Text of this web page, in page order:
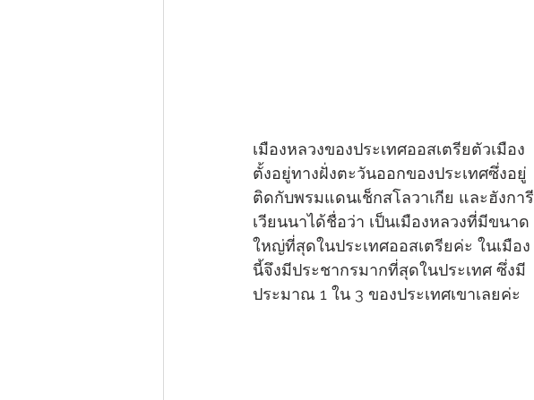
เมืองหลวงของประเทศออสเตรียตัวเมือง
ตั้งอยู่ทางฝั่งตะวันออกของประเทศซึ่งอยู่
ติดกับพรมแดนเช็กสโลวาเกีย และฮังการี
เวียนนาได้ชื่อว่า เป็นเมืองหลวงที่มีขนาด
ใหญ่ที่สุดในประเทศออสเตรียค่ะ ในเมือง
นี้จึงมีประชากรมากที่สุดในประเทศ ซึ่งมี
ประมาณ 1 ใน 3 ของประเทศเขาเลยค่ะ